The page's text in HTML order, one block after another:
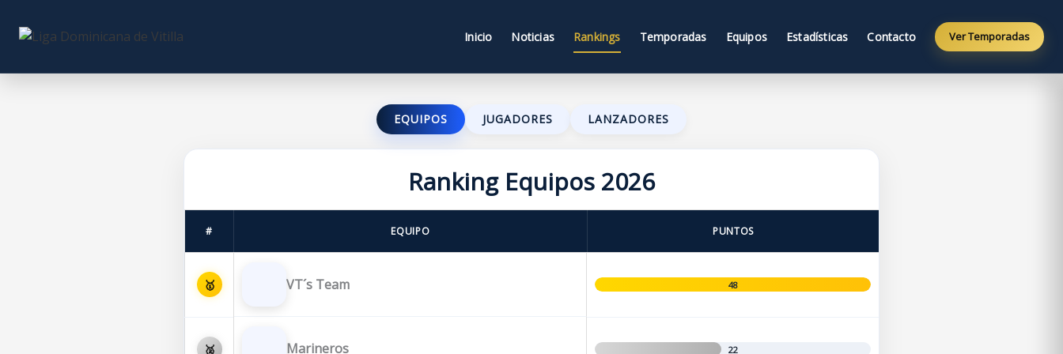
Inicio Noticias Rankings Temporadas Equipos Estadísticas Contacto Ver Temporadas
EQUIPOS JUGADORES LANZADORES
Ranking Equipos 2026
# EQUIPO PUNTOS
🥇 VT´s Team 48
🥈 Marineros 22